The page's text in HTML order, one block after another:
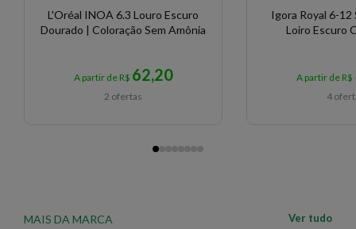
L'Oréal INOA 6.3 Louro Escuro
Dourado | Coloração Sem Amônia
A partir de R$ 62,20
2 ofertas
Igora Royal 6-12
Loiro Escuro
A partir de R$
4
MAIS DA MARCA Ver tudo